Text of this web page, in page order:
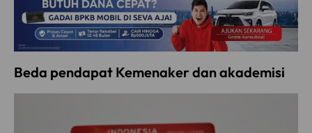
Beda pendapat Kemenaker dan akademisi